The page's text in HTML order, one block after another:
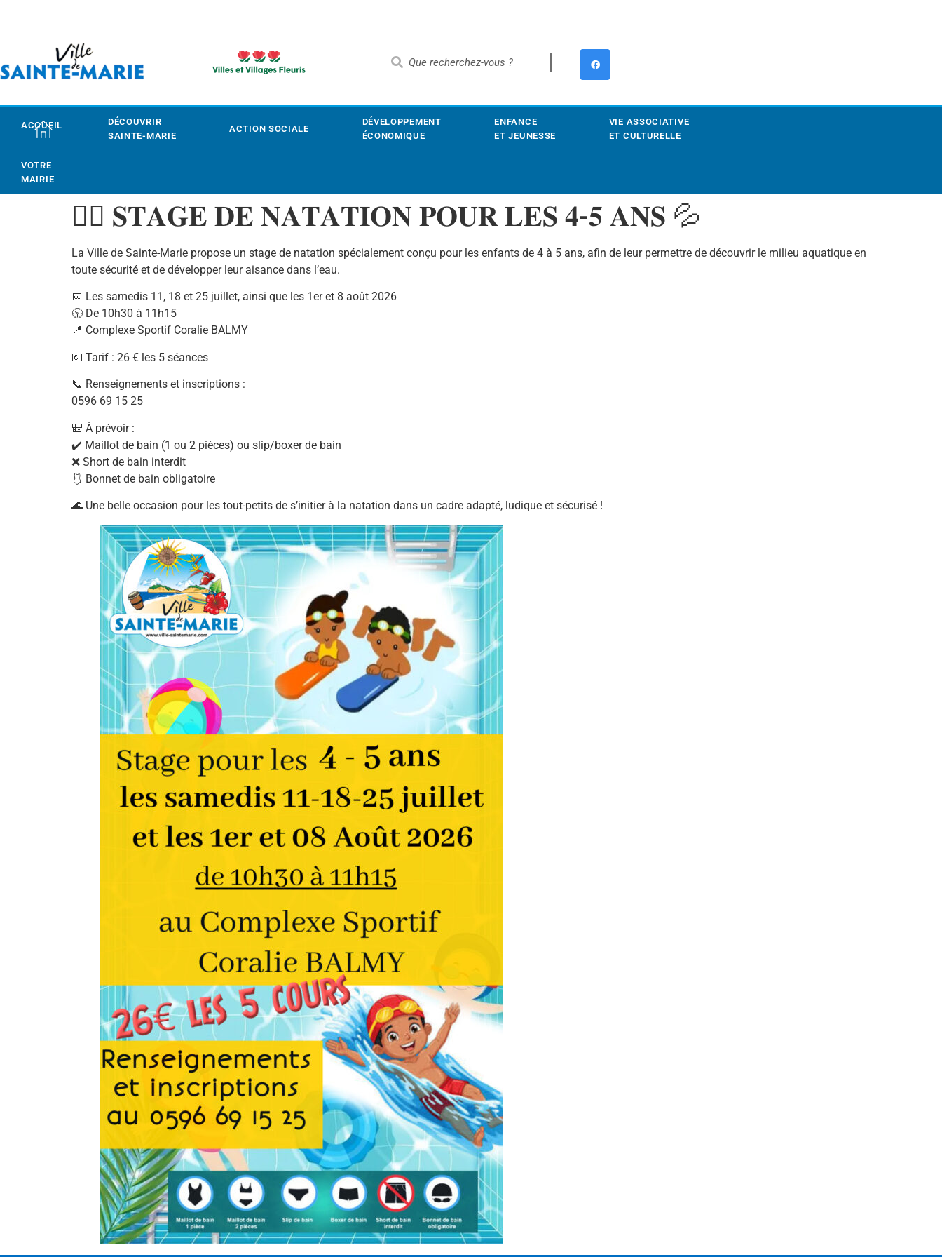
ACCUEIL
DÉCOUVRIR
SAINTE-MARIE
ACTION SOCIALE
DÉVELOPPEMENT
ÉCONOMIQUE
ENFANCE
ET JEUNESSE
VIE ASSOCIATIVE
ET CULTURELLE
VOTRE
MAIRIE
🏊‍♀️ 𝐒𝐓𝐀𝐆𝐄 𝐃𝐄 𝐍𝐀𝐓𝐀𝐓𝐈𝐎𝐍 𝐏𝐎𝐔𝐑 𝐋𝐄𝐒 𝟒-𝟓 𝐀𝐍𝐒 💦
La Ville de Sainte-Marie propose un stage de natation spécialement conçu pour les enfants de 4 à 5 ans, afin de leur permettre de découvrir le milieu aquatique en
toute sécurité et de développer leur aisance dans l’eau.
📅 Les samedis 11, 18 et 25 juillet, ainsi que les 1er et 8 août 2026
🕥 De 10h30 à 11h15
📍 Complexe Sportif Coralie BALMY
💶 Tarif : 26 € les 5 séances
📞 Renseignements et inscriptions :
0596 69 15 25
🎒 À prévoir :
✔️ Maillot de bain (1 ou 2 pièces) ou slip/boxer de bain
❌ Short de bain interdit
🩱 Bonnet de bain obligatoire
🌊 Une belle occasion pour les tout-petits de s’initier à la natation dans un cadre adapté, ludique et sécurisé !